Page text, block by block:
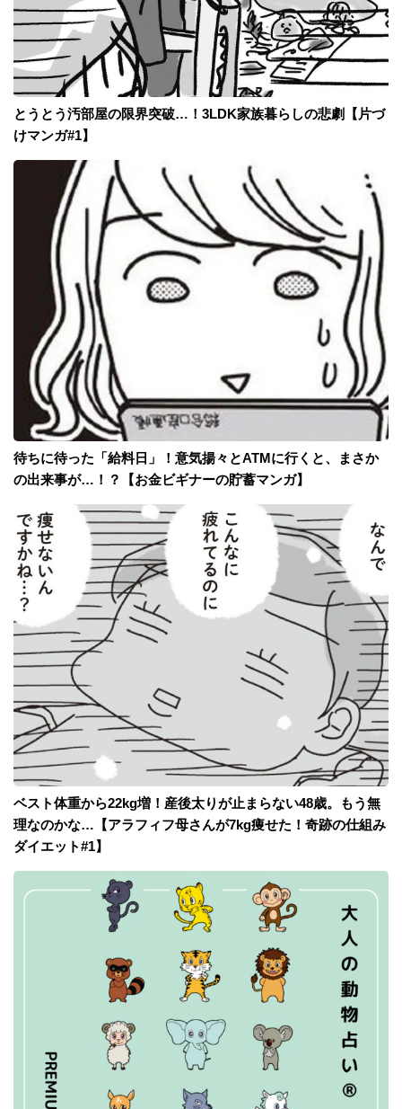
とうとう汚部屋の限界突破…！3LDK家族暮らしの悲劇【片づ
けマンガ#1】
待ちに待った「給料日」！意気揚々とATMに行くと、まさか
の出来事が…！？【お金ビギナーの貯蓄マンガ】
ベスト体重から22kg増！産後太りが止まらない48歳。もう無
理なのかな…【アラフィフ母さんが7kg痩せた！奇跡の仕組み
ダイエット#1】